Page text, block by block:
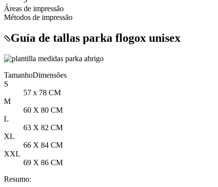
Áreas de impressão
Métodos de impressão
Guía de tallas parka flogox unisex
TamanhoDimensões
S
57 x 78 CM
M
60 X 80 CM
L
63 X 82 CM
XL
66 X 84 CM
XXL
69 X 86 CM
Resumo: